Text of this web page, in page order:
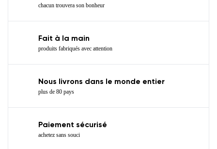
chacun trouvera son bonheur
Fait à la main
produits fabriqués avec attention
Nous livrons dans le monde entier
plus de 80 pays
Paiement sécurisé
achetez sans souci